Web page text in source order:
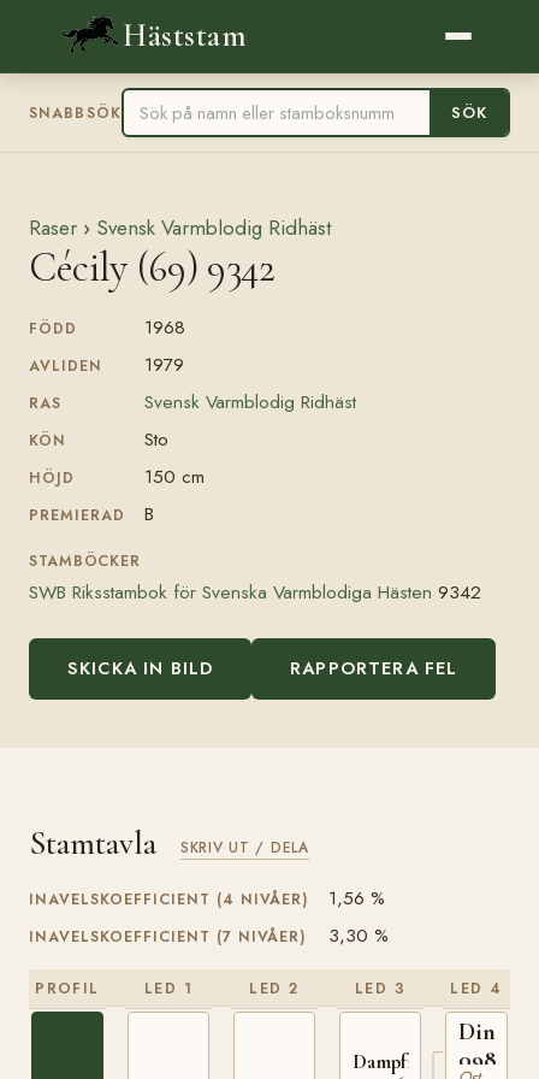
Häststam
SNABBSÖK SÖK
Raser › Svensk Varmblodig Ridhäst
Cécily (69) 9342
FÖDD 1968
AVLIDEN 1979
RAS Svensk Varmblodig Ridhäst
KÖN Sto
HÖJD 150 cm
PREMIERAD B
STAMBÖCKER
SWB Riksstambok för Svenska Varmblodiga Hästen 9342
SKICKA IN BILD RAPPORTERA FEL
Stamtavla SKRIV UT / DELA
INAVELSKOEFFICIENT (4 NIVÅER) 1,56 %
INAVELSKOEFFICIENT (7 NIVÅER) 3,30 %
PROFIL LED 1 LED 2 LED 3
Dampfross
LED 4
Dingo